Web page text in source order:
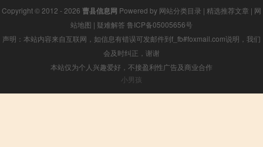
Copyright © 2012 - 2026 曹县信息网 Powered by 网站分类目录 | 精选推荐文章 | 网
站地图 | 疑难解答 鲁ICP备05005656号
声明：本站内容来自互联网，如信息有错误可发邮件到f_fb#foxmail.com说明，我们
会及时纠正，谢谢
本站仅为个人兴趣爱好，不接盈利性广告及商业合作
小男孩